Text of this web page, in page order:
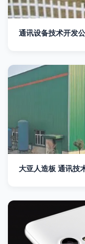
通讯设备技术开发
大亚人造板 通讯技